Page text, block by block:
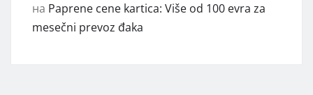
на Paprene cene kartica: Više od 100 evra za
mesečni prevoz đaka